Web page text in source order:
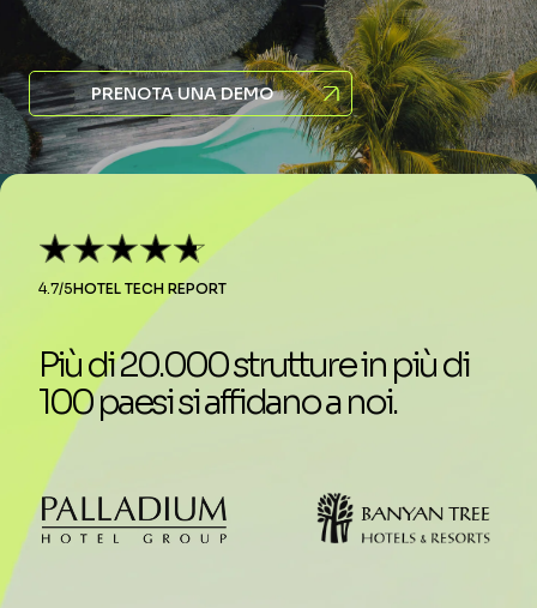
PRENOTA UNA DEMO
4.7/5HOTEL TECH REPORT
Più di 20.000 strutture in più di
100 paesi si affidano a noi.